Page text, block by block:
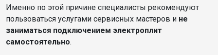
Именно по этой причине специалисты рекомендуют
пользоваться услугами сервисных мастеров и не
заниматься подключением электроплит
самостоятельно.